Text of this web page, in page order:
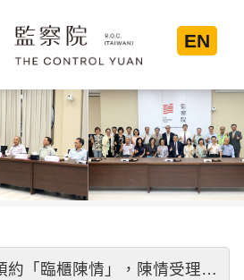
EN
歡迎預約「臨櫃陳情」，陳情受理中心將優先排定人員與您接談，釐清案情爭點後收案處理，以節省您的寶貴時間。